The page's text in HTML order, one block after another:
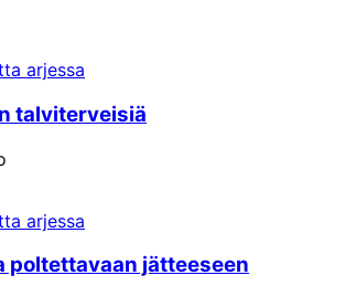
arjessa
talviterveisiä
arjessa
poltettavaan jätteeseen